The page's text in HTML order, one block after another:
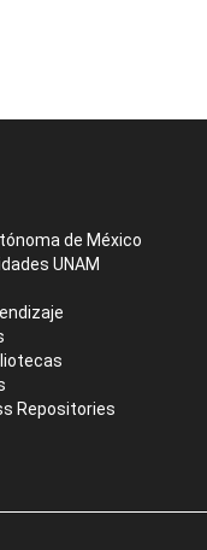
de México
UNAM
Repositories